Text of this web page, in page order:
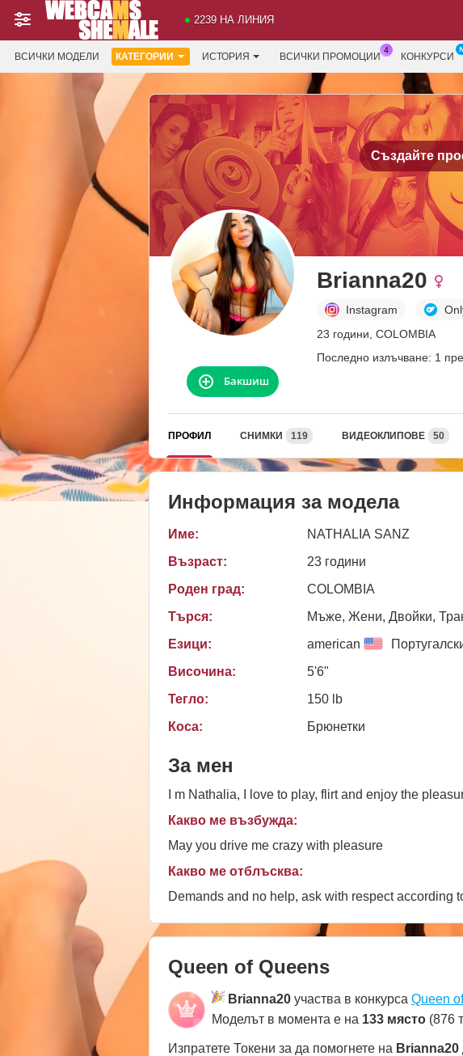
2239 НА ЛИНИЯ
ВСИЧКИ МОДЕЛИ КАТЕГОРИИ ИСТОРИЯ ВСИЧКИ ПРОМОЦИИ КОНКУРСИ
Създайте
Brianna20
Instagram
23 години, COLOMBIA
Последно излъчване: 1
Бакшиш
ПРОФИЛ СНИМКИ 119 ВИДЕОКЛИПОВЕ 50
Информация за модела
Име:
NATHALIA SANZ
Възраст:
23 години
Роден град:
COLOMBIA
Търся:
Мъже, Жени, Двойки,
Езици:
american
Височина:
5'6"
Тегло:
150 lb
Коса:
Брюнетки
За мен
I m Nathalia, I love to play, flirt and enjoy the
Какво ме възбужда:
May you drive me crazy with pleasure
Какво ме отблъсква:
Demands and no help, ask with respect according
Queen of Queens
Brianna20 участва в конкурса Queen
Моделът в момента е на 133 място (876
Изпратете Токени за да помогнете на Brianna20